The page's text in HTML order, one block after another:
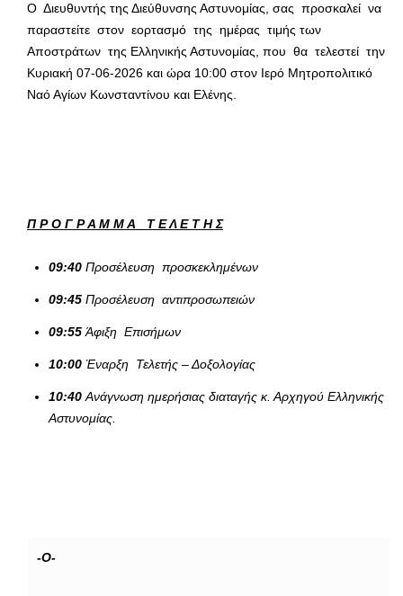
Ο Διευθυντής της Διεύθυνσης Αστυνομίας, σας προσκαλεί να
παραστείτε στον εορτασμό της ημέρας τιμής των
Αποστράτων της Ελληνικής Αστυνομίας, που θα τελεστεί την
Κυριακή 07-06-2026 και ώρα 10:00 στον Ιερό Μητροπολιτικό
Ναό Αγίων Κωνσταντίνου και Ελένης.
Π Ρ Ο Γ Ρ Α Μ Μ Α Τ Ε Λ Ε Τ Η Σ
09:40 Προσέλευση προσκεκλημένων
09:45 Προσέλευση αντιπροσωπειών
09:55Άφιξη Επισήμων
10:00 Έναρξη Τελετής – Δοξολογίας
10:40Ανάγνωση ημερήσιας διαταγής κ. Αρχηγού Ελληνικής
Αστυνομίας.
-Ο-